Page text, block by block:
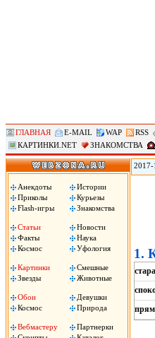
ГЛАВНАЯ E-MAIL WAP RSS
КАРТИНКИ.NET
ЗНАКОМСТВА
Анекдоты
Истории
Приколы
Курьезы
Flash-игры
Знакомства
Статьи
Новости
Факты
Наука
Космос
Уфология
Картинки
Смешные
Звезды
Животные
Обои
Девушки
Космос
Природа
Вебмастеру
Партнерки
2017-
1.